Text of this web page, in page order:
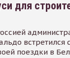
для
встретился
поездки в